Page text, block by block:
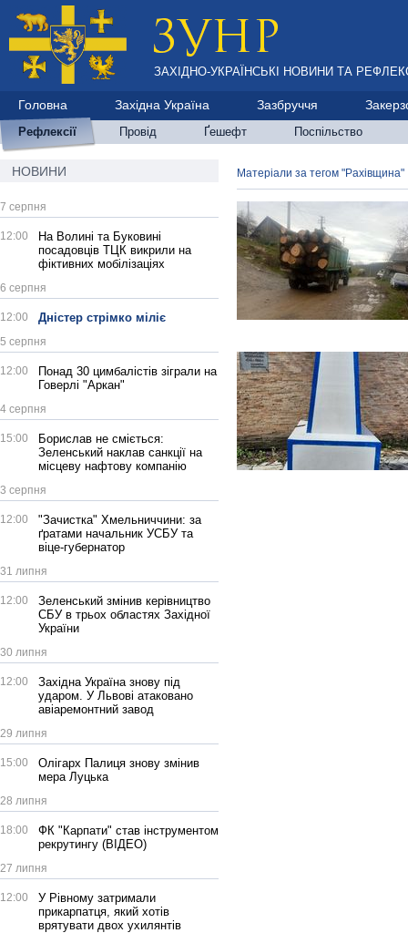
ЗАХІДНО-УКРАЇНСЬКІ НОВИНИ ТА
Головна Західна Україна Зазбруччя
Рефлексії Провід Ґешефт Поспільство
НОВИНИ
7 серпня
12:00
На Волині та Буковині
посадовців ТЦК викрили на
фіктивних мобілізаціях
6 серпня
12:00 Дністер стрімко міліє
5 серпня
12:00
Понад 30 цимбалістів зіграли на
Говерлі "Аркан"
4 серпня
15:00
Борислав не сміється:
Зеленський наклав санкції на
місцеву нафтову компанію
3 серпня
12:00
"Зачистка" Хмельниччини: за
ґратами начальник УСБУ та
віце-губернатор
31 липня
12:00
Зеленський змінив керівництво
СБУ в трьох областях Західної
України
30 липня
12:00
Західна Україна знову під
ударом. У Львові атаковано
авіаремонтний завод
29 липня
15:00
Олігарх Палиця знову змінив
мера Луцька
28 липня
18:00
ФК "Карпати" став інструментом
рекрутингу (ВІДЕО)
27 липня
12:00
У Рівному затримали
прикарпатця, який хотів
врятувати двох ухилянтів
Матеріали за тегом "Рахівщина"